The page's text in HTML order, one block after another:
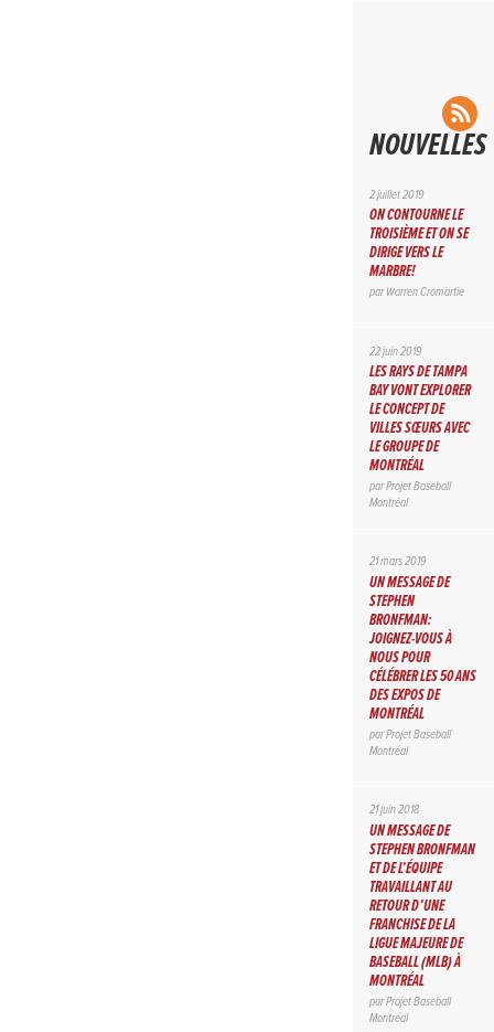
NOUVELLES
2 juillet 2019
ON CONTOURNE LE
TROISIÈME ET ON SE
DIRIGE VERS LE
MARBRE!
parWarren Cromartie
22 juin 2019
LES RAYS DE TAMPA
BAY VONT EXPLORER
LE CONCEPT DE
VILLES SŒURS AVEC
LE GROUPE DE
MONTRÉAL
parProjet Baseball
Montréal
21 mars 2019
UN MESSAGE DE
STEPHEN
BRONFMAN:
JOIGNEZ-VOUS À
NOUS POUR
CÉLÉBRER LES 50 ANS
DES EXPOS DE
MONTRÉAL
parProjet Baseball
Montréal
21 juin 2018
UN MESSAGE DE
STEPHEN BRONFMAN
ET DE L’ÉQUIPE
TRAVAILLANT AU
RETOUR D’UNE
FRANCHISE DE LA
LIGUE MAJEURE DE
BASEBALL (MLB) À
MONTRÉAL
parProjet Baseball
Montréal